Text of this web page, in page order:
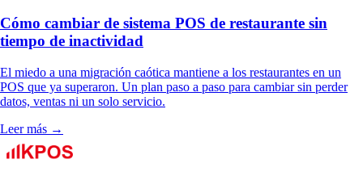
Cómo cambiar de sistema POS de restaurante sin
tiempo de inactividad
El miedo a una migración caótica mantiene a los restaurantes en un
POS que ya superaron. Un plan paso a paso para cambiar sin perder
datos, ventas ni un solo servicio.
Leer más →